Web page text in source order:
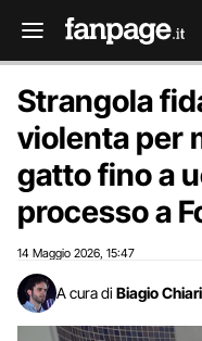
Strangola
violenta per
gatto fino a
processo a
14 Maggio 2026 15:47
A cura di Biagio